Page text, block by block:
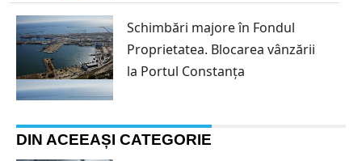
Schimbări majore în Fondul
Proprietatea. Blocarea vânzării
la Portul Constanța
DIN ACEEAȘI CATEGORIE